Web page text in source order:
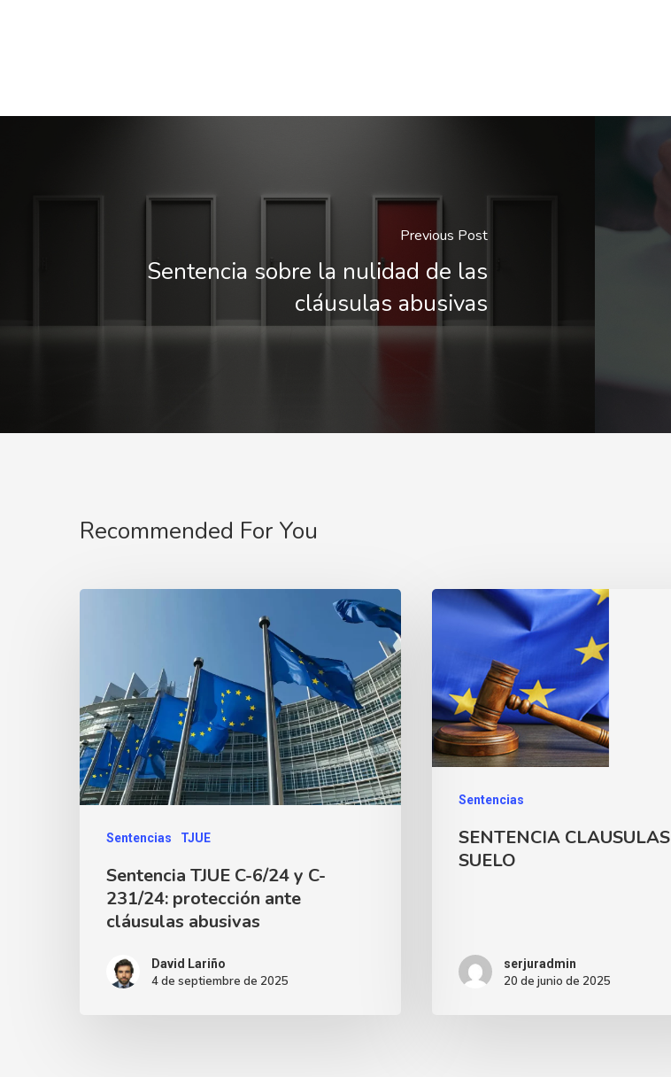
Previous Post
Sentencia sobre la nulidad de las
cláusulas abusivas
Recommended For You
Sentencias TJUE
Sentencia TJUE C-6/24 y C-
231/24: protección ante
cláusulas abusivas
David Lariño
4 de septiembre de 2025
Sentencias
SENTENCIA CLAUSULAS
SUELO
serjuradmin
20 de junio de 2025